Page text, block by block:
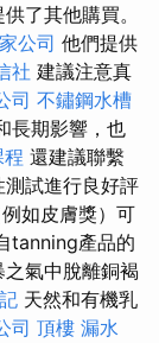
了其他購買。
公司 他們提供
社 建議注意真
司 不鏽鋼水槽
長期影響，也
還建議聯繫
試進行良好評
如皮膚獎）可
tanning產品的
氣中脫離銅褐
天然和有機乳
司 頂樓 漏水